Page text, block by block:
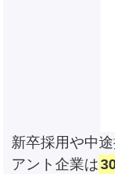
新卒採用や中
アント企業は